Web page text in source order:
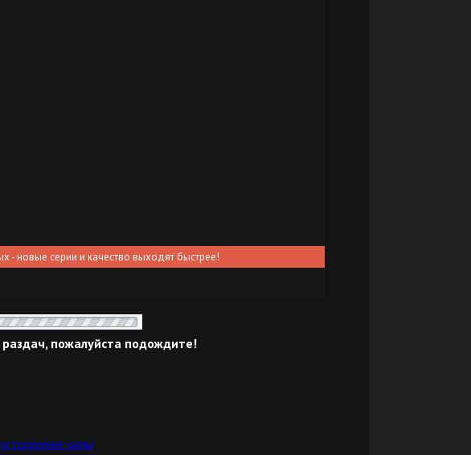
- новые серии и качество выходят быстрее!
пожалуйста подождите!
силы